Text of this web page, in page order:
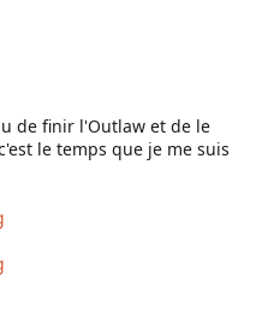
de finir l'Outlaw et de le
le temps que je me suis